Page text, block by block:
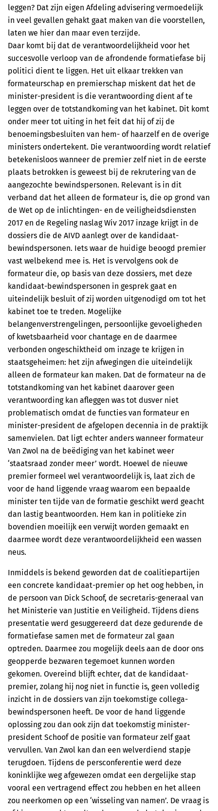
leggen? Dat zijn eigen Afdeling advisering vermoedelijk
in veel gevallen gehakt gaat maken van die voorstellen,
laten we hier dan maar even terzijde.
Daar komt bij dat de verantwoordelijkheid voor het
succesvolle verloop van de afrondende formatiefase bij
politici dient te liggen. Het uit elkaar trekken van
formateurschap en premierschap miskent dat het de
minister-president is die verantwoording dient af te
leggen over de totstandkoming van het kabinet. Dit komt
onder meer tot uiting in het feit dat hij of zij de
benoemingsbesluiten van hem- of haarzelf en de overige
ministers ondertekent. Die verantwoording wordt relatief
betekenisloos wanneer de premier zelf niet in de eerste
plaats betrokken is geweest bij de rekrutering van de
aangezochte bewindspersonen. Relevant is in dit
verband dat het alleen de formateur is, die op grond van
de Wet op de inlichtingen- en de veiligheidsdiensten
2017 en de Regeling naslag Wiv 2017 inzage krijgt in de
dossiers die de AIVD aanlegt over de kandidaat-
bewindspersonen. Iets waar de huidige beoogd premier
vast welbekend mee is. Het is vervolgens ook de
formateur die, op basis van deze dossiers, met deze
kandidaat-bewindspersonen in gesprek gaat en
uiteindelijk besluit of zij worden uitgenodigd om tot het
kabinet toe te treden. Mogelijke
belangenverstrengelingen, persoonlijke gevoeligheden
of kwetsbaarheid voor chantage en de daarmee
verbonden ongeschiktheid om inzage te krijgen in
staatsgeheimen: het zijn afwegingen die uiteindelijk
alleen de formateur kan maken. Dat de formateur na de
totstandkoming van het kabinet daarover geen
verantwoording kan afleggen was tot dusver niet
problematisch omdat de functies van formateur en
minister-president de afgelopen decennia in de praktijk
samenvielen. Dat ligt echter anders wanneer formateur
Van Zwol na de beëdiging van het kabinet weer
‘staatsraad zonder meer’ wordt. Hoewel de nieuwe
premier formeel wel verantwoordelijk is, laat zich de
voor de hand liggende vraag waarom een bepaalde
minister ten tijde van de formatie geschikt werd geacht
dan lastig beantwoorden. Hem kan in politieke zin
bovendien moeilijk een verwijt worden gemaakt en
daarmee wordt deze verantwoordelijkheid een wassen
neus.
Inmiddels is bekend geworden dat de coalitiepartijen
een concrete kandidaat-premier op het oog hebben, in
de persoon van Dick Schoof, de secretaris-generaal van
het Ministerie van Justitie en Veiligheid. Tijdens diens
presentatie werd gesuggereerd dat deze gedurende de
formatie­fase samen met de formateur zal gaan
optreden. Daarmee zou mogelijk deels aan de door ons
geopperde bezwaren tegemoet kunnen worden
gekomen. Overeind blijft echter, dat de kandidaat-
premier, zolang hij nog niet in functie is, geen volledig
inzicht in de dossiers van zijn toekomstige collega-
bewindspersonen heeft. De voor de hand liggende
oplossing zou dan ook zijn dat toekomstig minister-
president Schoof de positie van formateur zelf gaat
vervullen. Van Zwol kan dan een welverdiend stapje
terugdoen. Tijdens de persconferentie werd deze
koninklijke weg afgewezen omdat een dergelijke stap
vooral een vertragend effect zou hebben en het alleen
zou neerkomen op een ‘wisseling van namen’. De vraag is